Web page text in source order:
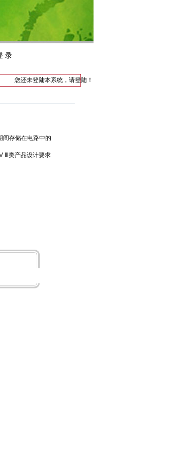
录
您还未登陆本系统， 请登陆 ！
间存储在电路中的
Ⅲ类产品设计要求